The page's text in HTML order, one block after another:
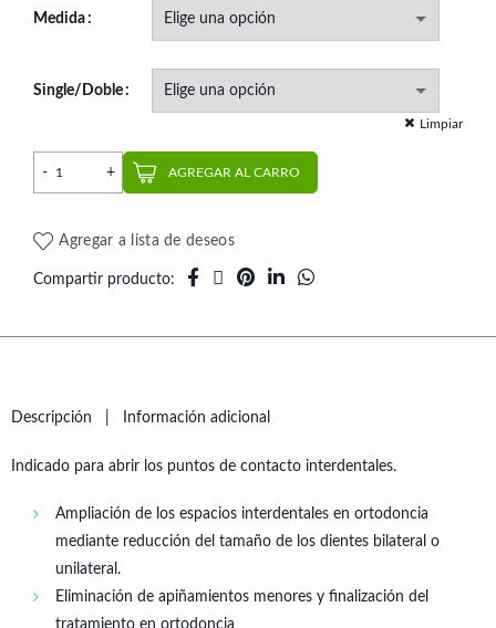
Medida
Single/Doble
Limpiar
Ortho Strips (3 un.) | Intensiv cantidad
AGREGAR AL CARRO
Agregar a lista de deseos
Compartir producto
Descripción Información adicional
Indicado para abrir los puntos de contacto interdentales.
Ampliación de los espacios interdentales en ortodoncia
mediante reducción del tamaño de los dientes bilateral o
unilateral.
Eliminación de apiñamientos menores y finalización del
tratamiento en ortodoncia